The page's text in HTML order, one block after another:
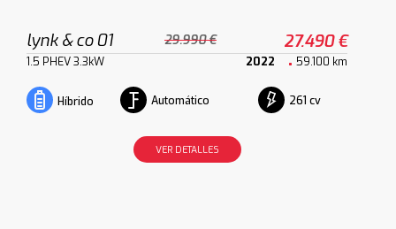
lynk & co 01 29.990 € 27.490 €
1.5 PHEV 3.3kW 2022 59.100 km
Híbrido Automático 261 cv
VER DETALLES